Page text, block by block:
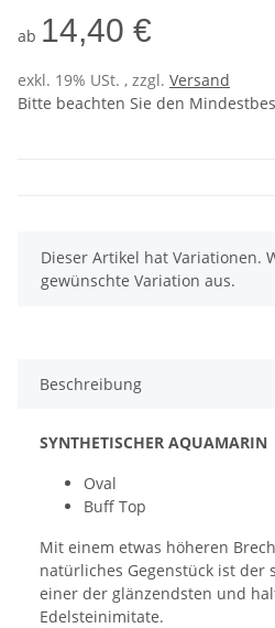
ab 14,40 €
exkl. 19% USt. , zzgl. Versand
Bitte beachten Sie den
x
Dieser Artikel hat Variationen.
gewünschte Variation aus.
Beschreibung
SYNTHETISCHER AQUAMARIN
Oval
Buff Top
Mit einem etwas höheren
natürliches Gegenstück ist der
einer der glänzendsten und
Edelsteinimitate.